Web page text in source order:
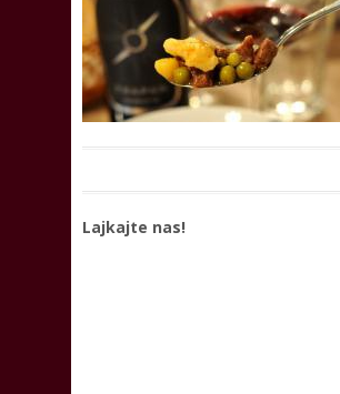
Lajkajte nas!